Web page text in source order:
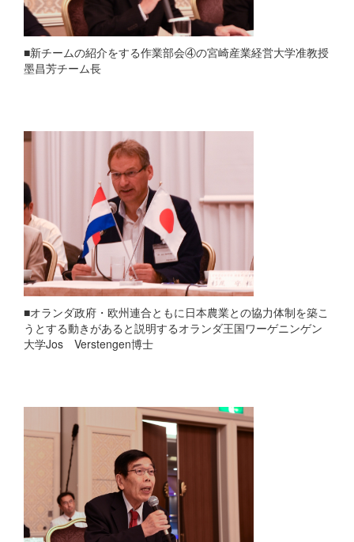
■新チームの紹介をする作業部会④の宮崎産業経営大学准教授
墨昌芳チーム長
■オランダ政府・欧州連合ともに日本農業との協力体制を築こ
うとする動きがあると説明するオランダ王国ワーゲニンゲン
大学Jos Verstengen博士